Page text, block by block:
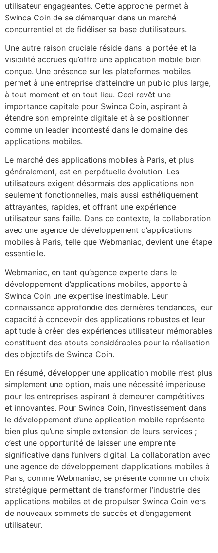
utilisateur engageantes. Cette approche permet à
Swinca Coin de se démarquer dans un marché
concurrentiel et de fidéliser sa base d’utilisateurs.
Une autre raison cruciale réside dans la portée et la
visibilité accrues qu’offre une application mobile bien
conçue. Une présence sur les plateformes mobiles
permet à une entreprise d’atteindre un public plus large,
à tout moment et en tout lieu. Ceci revêt une
importance capitale pour Swinca Coin, aspirant à
étendre son empreinte digitale et à se positionner
comme un leader incontesté dans le domaine des
applications mobiles.
Le marché des applications mobiles à Paris, et plus
généralement, est en perpétuelle évolution. Les
utilisateurs exigent désormais des applications non
seulement fonctionnelles, mais aussi esthétiquement
attrayantes, rapides, et offrant une expérience
utilisateur sans faille. Dans ce contexte, la collaboration
avec une agence de développement d’applications
mobiles à Paris, telle que Webmaniac, devient une étape
essentielle.
Webmaniac, en tant qu’agence experte dans le
développement d’applications mobiles, apporte à
Swinca Coin une expertise inestimable. Leur
connaissance approfondie des dernières tendances, leur
capacité à concevoir des applications robustes et leur
aptitude à créer des expériences utilisateur mémorables
constituent des atouts considérables pour la réalisation
des objectifs de Swinca Coin.
En résumé, développer une application mobile n’est plus
simplement une option, mais une nécessité impérieuse
pour les entreprises aspirant à demeurer compétitives
et innovantes. Pour Swinca Coin, l’investissement dans
le développement d’une application mobile représente
bien plus qu’une simple extension de leurs services ;
c’est une opportunité de laisser une empreinte
significative dans l’univers digital. La collaboration avec
une agence de développement d’applications mobiles à
Paris, comme Webmaniac, se présente comme un choix
stratégique permettant de transformer l’industrie des
applications mobiles et de propulser Swinca Coin vers
de nouveaux sommets de succès et d’engagement
utilisateur.